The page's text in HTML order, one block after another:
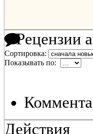
Рецензии
Сортировка:
Показывать по:
Действия